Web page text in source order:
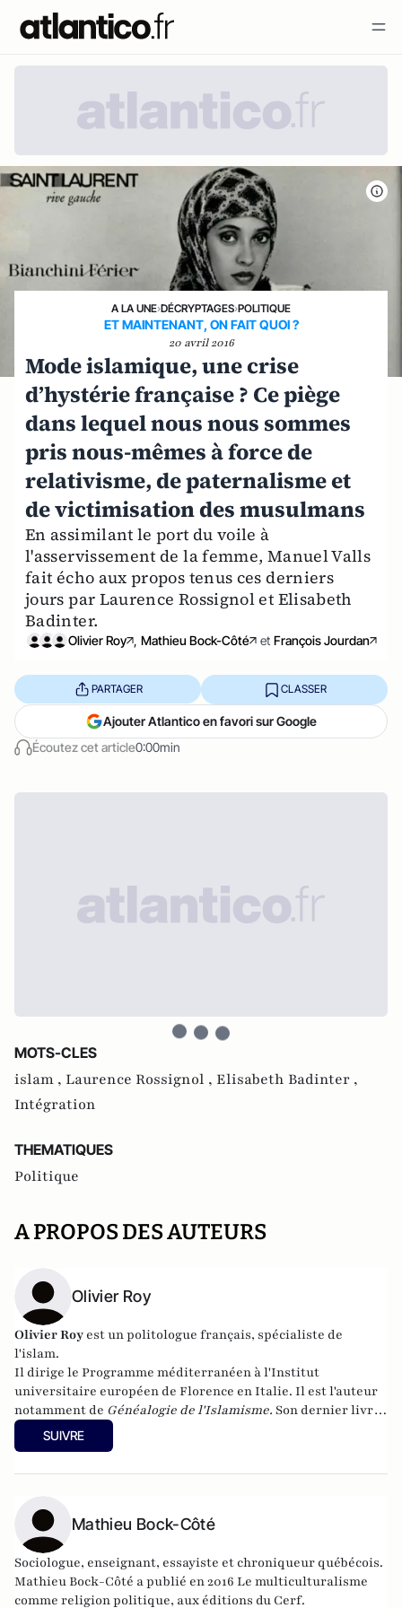
A LA UNE›DÉCRYPTAGES›POLITIQUE
ET MAINTENANT, ON FAIT QUOI ?
20 avril 2016
Mode islamique, une crise
d’hystérie française ? Ce piège
dans lequel nous nous sommes
pris nous-mêmes à force de
relativisme, de paternalisme et
de victimisation des musulmans
En assimilant le port du voile à
l'asservissement de la femme, Manuel Valls
fait écho aux propos tenus ces derniers
jours par Laurence Rossignol et Elisabeth
Badinter.
Olivier Roy , Mathieu Bock-Côté et François Jourdan
Écoutez cet article0:00min
PARTAGER CLASSER
Ajouter Atlantico en favori sur Google
MOTS-CLES
islam , Laurence Rossignol , Elisabeth Badinter ,
Intégration
THEMATIQUES
Politique
A PROPOS DES AUTEURS
Olivier Roy
Olivier Roy est un politologue français, spécialiste de
l'islam.
Il dirige le Programme méditerranéen à l'Institut
universitaire européen de Florence en Italie. Il est l'auteur
notamment de Généalogie de l'Islamisme. Son dernier livre,
Le djihad et la mort
Seuil.
SUIVRE
Mathieu Bock-Côté
Sociologue, enseignant, essayiste et chroniqueur québécois.
Mathieu Bock-Côté a publié en 2016 Le multiculturalisme
comme religion politique, aux éditions du Cerf.